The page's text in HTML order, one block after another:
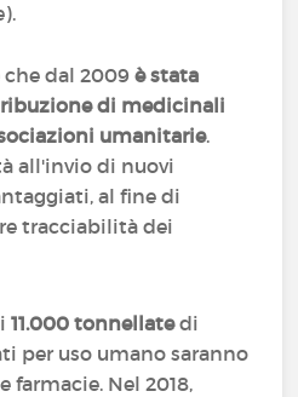
dal 2009è stata
di medicinali
umanitarie.
all'invio di nuovi
al fine di
tracciabilità dei
11.000 tonnellatedi
per uso umano saranno
farmacie. Nel 2018,